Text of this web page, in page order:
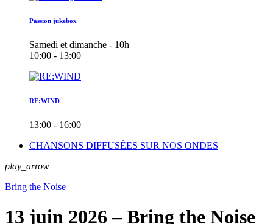
Passion jukebox
Samedi et dimanche - 10h
10:00 - 13:00
RE:WIND
13:00 - 16:00
CHANSONS DIFFUSÉES SUR NOS ONDES
play_arrow
Bring the Noise
13 juin 2026 – Bring the Noise